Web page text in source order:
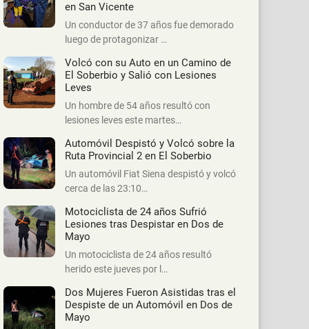
en San Vicente
Un conductor de 37 años fue demorado
luego de protagonizar …
Volcó con su Auto en un Camino de
El Soberbio y Salió con Lesiones
Leves
Un hombre de 54 años resultó con
lesiones leves este martes…
Automóvil Despistó y Volcó sobre la
Ruta Provincial 2 en El Soberbio
Un automóvil Fiat Siena despistó y volcó
cerca de las 23:10…
Motociclista de 24 años Sufrió
Lesiones tras Despistar en Dos de
Mayo
Un motociclista de 24 años resultó
herido este jueves por l…
Dos Mujeres Fueron Asistidas tras el
Despiste de un Automóvil en Dos de
Mayo